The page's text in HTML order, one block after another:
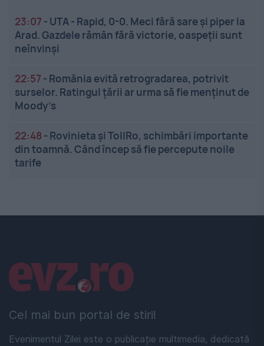
23:07 - UTA - Rapid, 0-0. Meci fără sare și piper la
Arad. Gazdele rămân fără victorie, oaspeții sunt
neînvinși
22:57 - România evită retrogradarea, potrivit
surselor. Ratingul țării ar urma să fie menținut de
Moody’s
22:48 - Rovinieta și TollRo, schimbări importante
din toamnă. Când încep să fie percepute noile
tarife
Cel mai bun portal de stiri!
Evenimentul Zilei este o publicație multimedia, dedicată
Linkuri utile